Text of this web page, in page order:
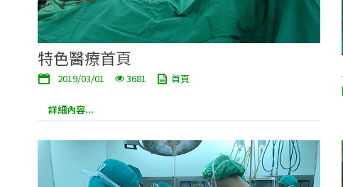
特色醫療首頁
2019/03/01 3681 首頁
詳細內容...